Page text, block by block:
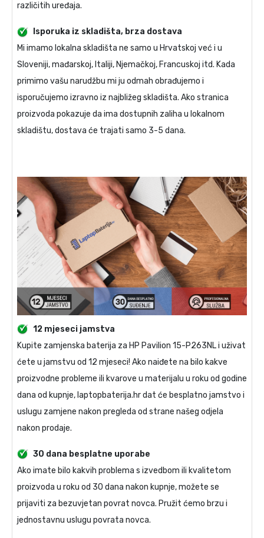
različitih uređaja.
Isporuka iz skladišta, brza dostava
Mi imamo lokalna skladišta ne samo u Hrvatskoj već i u
Sloveniji, mađarskoj, Italiji, Njemačkoj, Francuskoj itd. Kada
primimo vašu narudžbu mi ju odmah obrađujemo i
isporučujemo izravno iz najbližeg skladišta. Ako stranica
proizvoda pokazuje da ima dostupnih zaliha u lokalnom
skladištu, dostava će trajati samo 3-5 dana.
12 mjeseci jamstva
Kupite zamjenska baterija za HP Pavilion 15-P263NLi uživat
ćete u jamstvu od 12 mjeseci! Ako naiđete na bilo kakve
proizvodne probleme ili kvarove u materijalu u roku od godine
dana od kupnje, laptopbaterija.hr dat će besplatno jamstvo i
uslugu zamjene nakon pregleda od strane našeg odjela
nakon prodaje.
30 dana besplatne uporabe
Ako imate bilo kakvih problema s izvedbom ili kvalitetom
proizvoda u roku od 30 dana nakon kupnje, možete se
prijaviti za bezuvjetan povrat novca. Pružit ćemo brzu i
jednostavnu uslugu povrata novca.